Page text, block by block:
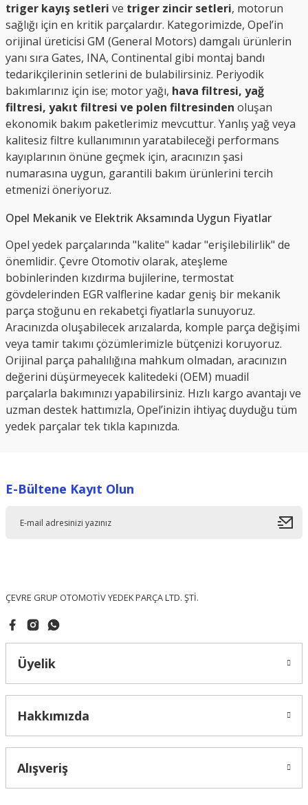
triger kayış setleri ve triger zincir setleri, motorun
sağlığı için en kritik parçalardır. Kategorimizde, Opel’in
orijinal üreticisi GM (General Motors) damgalı ürünlerin
yanı sıra Gates, INA, Continental gibi montaj bandı
tedarikçilerinin setlerini de bulabilirsiniz. Periyodik
bakımlarınız için ise; motor yağı, hava filtresi, yağ
filtresi, yakıt filtresi ve polen filtresinden oluşan
ekonomik bakım paketlerimiz mevcuttur. Yanlış yağ veya
kalitesiz filtre kullanımının yaratabileceği performans
kayıplarının önüne geçmek için, aracınızın şasi
numarasına uygun, garantili bakım ürünlerini tercih
etmenizi öneriyoruz.
Opel Mekanik ve Elektrik Aksamında Uygun Fiyatlar
Opel yedek parçalarında "kalite" kadar "erişilebilirlik" de
önemlidir. Çevre Otomotiv olarak, ateşleme
bobinlerinden kızdırma bujilerine, termostat
gövdelerinden EGR valflerine kadar geniş bir mekanik
parça stoğunu en rekabetçi fiyatlarla sunuyoruz.
Aracınızda oluşabilecek arızalarda, komple parça değişimi
veya tamir takımı çözümlerimizle bütçenizi koruyoruz.
Orijinal parça pahalılığına mahkum olmadan, aracınızın
değerini düşürmeyecek kalitedeki (OEM) muadil
parçalarla bakımınızı yapabilirsiniz. Hızlı kargo avantajı ve
uzman destek hattımızla, Opel’inizin ihtiyaç duyduğu tüm
yedek parçalar tek tıkla kapınızda.
E-Bültene Kayıt Olun
ÇEVRE GRUP OTOMOTİV YEDEK PARÇA LTD. ŞTİ.
Üyelik
Hakkımızda
Alışveriş